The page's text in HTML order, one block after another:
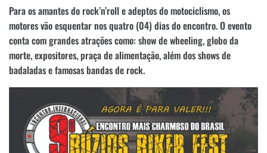
Para os amantes do rock’n’roll e adeptos do motociclismo, os
motores vão esquentar nos quatro (04) dias do encontro. O evento
conta com grandes atrações como: show de wheeling, globo da
morte, expositores, praça de alimentação, além dos shows de
badaladas e famosas bandas de rock.